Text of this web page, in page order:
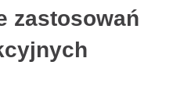
zastosowań